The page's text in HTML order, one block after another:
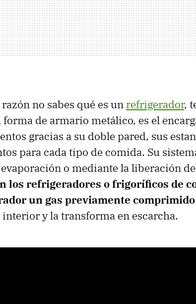
no sabes qué es un refrigerador,
de armario metálico, es el
gracias a su doble pared, sus
para cada tipo de comida. Su
o mediante la liberación
los refrigeradores o frigoríficos de
un gas previamente comprimido
y la transforma en escarcha.